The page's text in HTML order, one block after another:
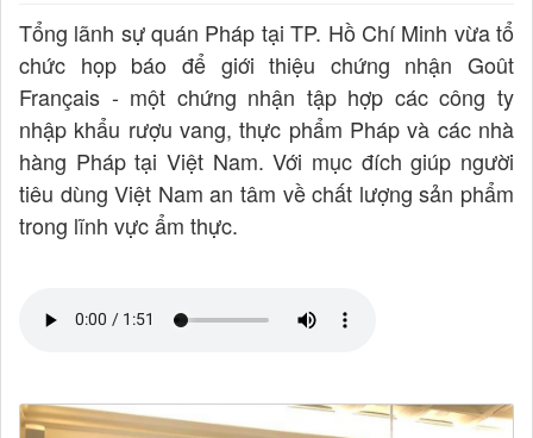
Tổng lãnh sự quán Pháp tại TP. Hồ Chí Minh vừa tổ
chức họp báo để giới thiệu chứng nhận Goût
Français - một chứng nhận tập hợp các công ty
nhập khẩu rượu vang, thực phẩm Pháp và các nhà
hàng Pháp tại Việt Nam. Với mục đích giúp người
tiêu dùng Việt Nam an tâm về chất lượng sản phẩm
trong lĩnh vực ẩm thực.